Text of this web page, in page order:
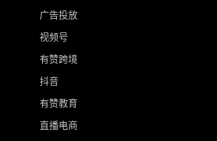
广告投放
视频号
有赞跨境
抖音
有赞教育
直播电商